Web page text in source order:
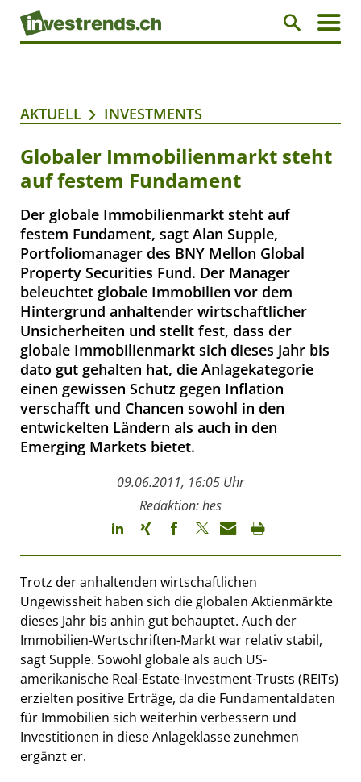
AKTUELL INVESTMENTS
Globaler Immobilienmarkt steht
auf festem Fundament
Der globale Immobilienmarkt steht auf
festem Fundament, sagt Alan Supple,
Portfoliomanager des BNY Mellon Global
Property Securities Fund. Der Manager
beleuchtet globale Immobilien vor dem
Hintergrund anhaltender wirtschaftlicher
Unsicherheiten und stellt fest, dass der
globale Immobilienmarkt sich dieses Jahr bis
dato gut gehalten hat, die Anlagekategorie
einen gewissen Schutz gegen Inflation
verschafft und Chancen sowohl in den
entwickelten Ländern als auch in den
Emerging Markets bietet.
09.06.2011, 16:05 Uhr
Redaktion: hes
Trotz der anhaltenden wirtschaftlichen
Ungewissheit haben sich die globalen Aktienmärkte
dieses Jahr bis anhin gut behauptet. Auch der
Immobilien-Wertschriften-Markt war relativ stabil,
sagt Supple. Sowohl globale als auch US-
amerikanische Real-Estate-Investment-Trusts (REITs)
erzielten positive Erträge, da die Fundamentaldaten
für Immobilien sich weiterhin verbessern und
Investitionen in diese Anlageklasse zunehmen
ergänzt er.